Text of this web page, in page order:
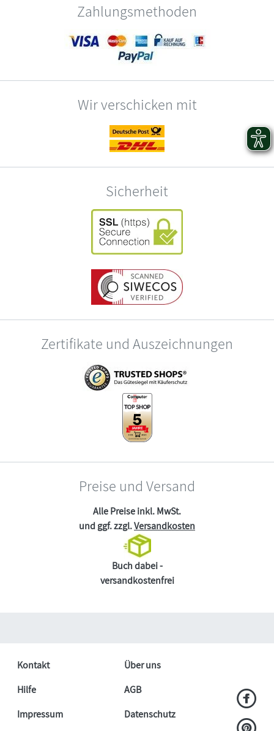
Zahlungsmethoden
Wir verschicken mit
Sicherheit
Zertifikate und Auszeichnungen
Preise und Versand
Alle Preise inkl. MwSt.
und ggf. zzgl.Versandkosten
Buch dabei -
versandkostenfrei
Kontakt
Über uns
Hilfe
AGB
Impressum
Datenschutz